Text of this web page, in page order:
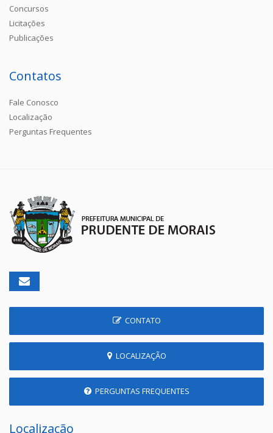
Concursos
Licitações
Publicações
Contatos
Fale Conosco
Localização
Perguntas Frequentes
CONTATO
LOCALIZAÇÃO
PERGUNTAS FREQUENTES
Localização